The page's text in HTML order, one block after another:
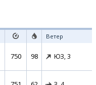
Ветер
750 98 ЮЗ, 3